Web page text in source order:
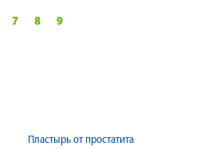
7 8 9
Пластырь от простатита